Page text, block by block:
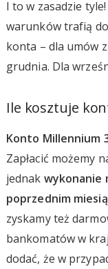
I to w zasadzie
warunków trafią
konta – dla umów
grudnia. Dla
Ile kosztuje
Konto Millennium
Zapłacić możemy
jednak wykonanie
poprzednim
zyskamy też
bankomatów w
dodać, że w